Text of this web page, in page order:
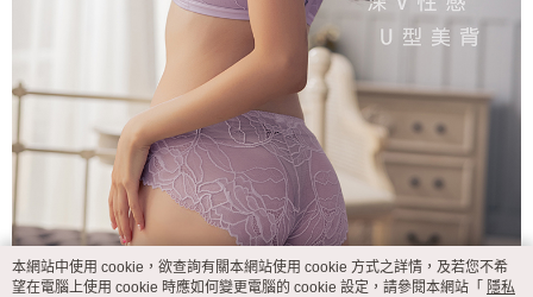
本網站中使用 cookie，欲查詢有關本網站使用 cookie 方式之詳情，及若您不希
望在電腦上使用 cookie 時應如何變更電腦的 cookie 設定，請參閱本網站「 隱私